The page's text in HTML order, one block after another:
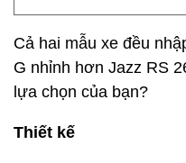
Cả hai mẫu xe đều
G nhỉnh hơn Jazz RS
lựa chọn của bạn?
Thiết kế